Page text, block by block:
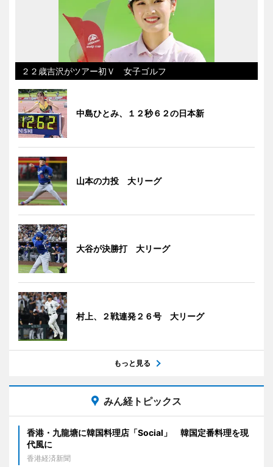
２２歳吉沢がツアー初Ｖ 女子ゴルフ
中島ひとみ、１２秒６２の日本新
山本の力投 大リーグ
大谷が決勝打 大リーグ
村上、２戦連発２６号 大リーグ
もっと見る
みん経トピックス
香港・九龍塘に韓国料理店「Social」 韓国定番料理を現
代風に
香港経済新聞